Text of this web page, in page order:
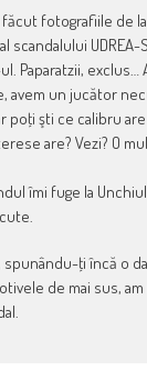
fotografiile de
UDREA-
Paparatzii, exclus…
avem un jucător
poţi şti ce calibru
are? Vezi? O
îmi fuge la
ţi încă o
de mai sus,